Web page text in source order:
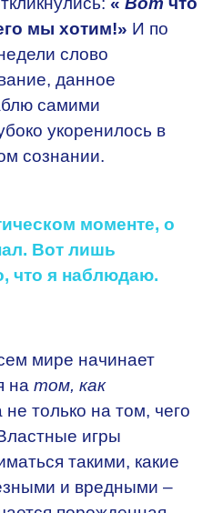
мы хотим!» И по
слово
данное
самими
укоренилось в
сознании.
моменте, о
Вот лишь
что я наблюдаю.
мире начинает
на том, как
не только на том, чего
игры
такими, какие
и вредными –